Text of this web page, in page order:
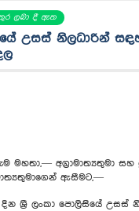
ලබා දී ඇත
උසස් නිලධාරින්
මහතා,— අග්‍රාමාත්‍යතුමා සහ
ඇසීමට,—
ශ්‍රී ලංකා පොලිසියේ උසස්